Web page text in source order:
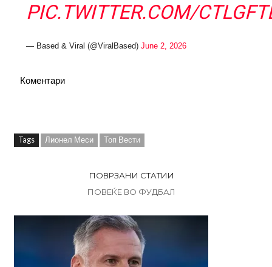
PIC.TWITTER.COM/
— Based & Viral (@ViralBased) June 2, 2026
Коментари
Tags Лионел Меси Топ Вести
ПОВРЗАНИ СТАТИИ
ПОВЕЌЕ ВО ФУДБАЛ